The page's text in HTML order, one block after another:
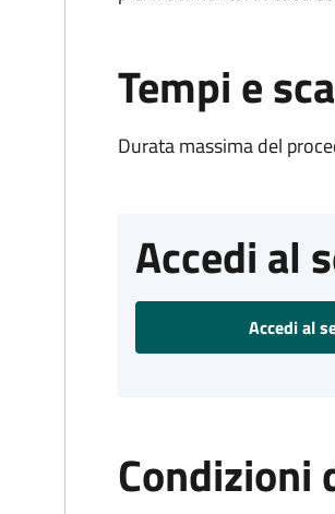
Tempi e
Durata massima del
Accedi al
Accedi al
Condizioni